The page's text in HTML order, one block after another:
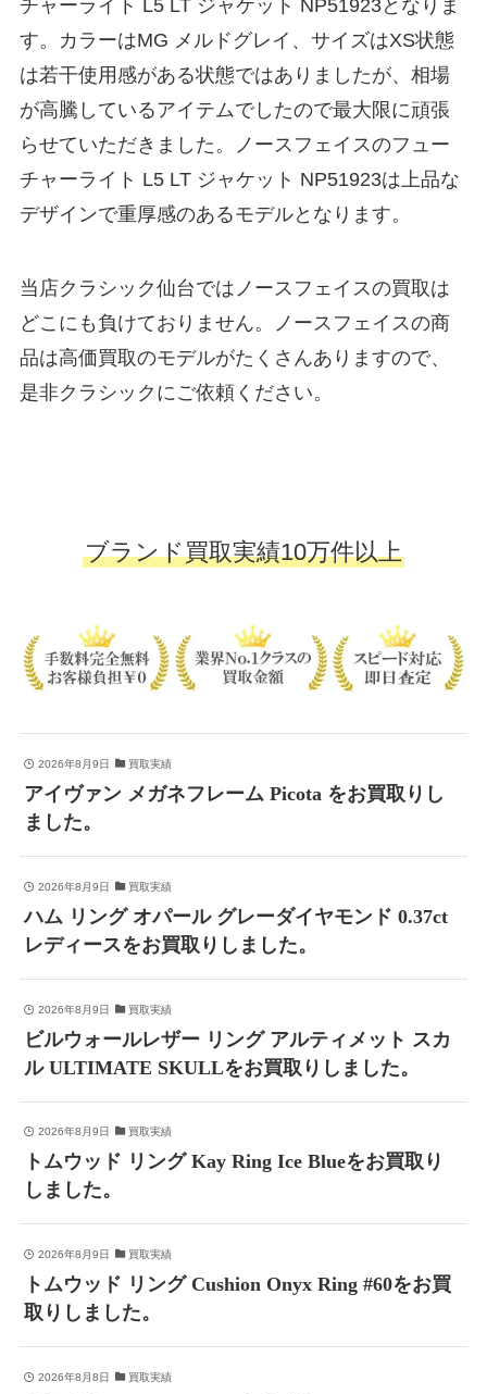
チャーライト L5 LT ジャケット NP51923となりま
す。カラーはMG メルドグレイ、サイズはXS状態
は若干使用感がある状態ではありましたが、相場
が高騰しているアイテムでしたので最大限に頑張
らせていただきました。ノースフェイスのフュー
チャーライト L5 LT ジャケット NP51923は上品な
デザインで重厚感のあるモデルとなります。
当店クラシック仙台ではノースフェイスの買取は
どこにも負けておりません。ノースフェイスの商
品は高価買取のモデルがたくさんありますので、
是非クラシックにご依頼ください。
ブランド買取実績10万件以上
2026年8月9日 買取実績
アイヴァン メガネフレーム Picota をお買取りし
ました。
2026年8月9日 買取実績
ハム リング オパール グレーダイヤモンド 0.37ct
レディースをお買取りしました。
2026年8月9日 買取実績
ビルウォールレザー リング アルティメット スカ
ル ULTIMATE SKULLをお買取りしました。
2026年8月9日 買取実績
トムウッド リング Kay Ring Ice Blueをお買取り
しました。
2026年8月9日 買取実績
トムウッド リング Cushion Onyx Ring #60をお買
取りしました。
2026年8月8日 買取実績